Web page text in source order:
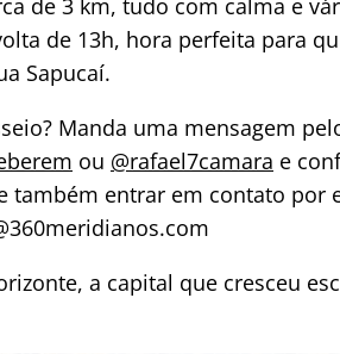
de 3 km, tudo com calma e
de 13h, hora perfeita para
Sapucaí.
Manda uma mensagem
ou @rafael7camara e
também entrar em contato por
a capital que cresceu